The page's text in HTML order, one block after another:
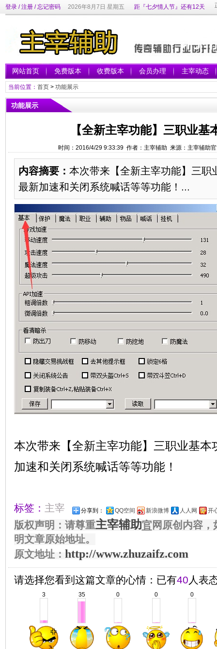
登录/注册/忘记密码 2026年8月7日 星期五 距『七夕情人节』还有12天
网站首页 免费版本 收费版本 会员办理 主宰动态
当前位置： 首页> 功能展示
功能展示
【全新主宰功能】三职业基
时间：2016/4/29 9:33:39 作者：主宰辅助 来源：主宰辅助
内容摘要： 本次带来【全新主宰功能】三职
最新加速和关闭系统喊话等等功能！...
本次带来【全新主宰功能】三职业基本
加速和关闭系统喊话等等功能！
标签： 主宰 分享到： QQ空间 新浪微博 人人网 开
版权声明：请尊重主宰辅助官 网原创内容
明文章原始地址。
原文地址： http://www.zhuzaifz.com
请选择您看到这篇文章的心情：已有40 人表
3 35 0 0 0